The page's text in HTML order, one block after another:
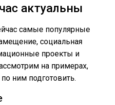
актуальны
самые популярные
социальная
проекты и
на примерах,
ним подготовить.